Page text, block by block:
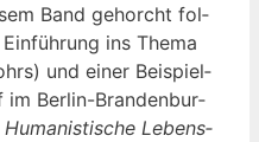
Band gehorcht fol­
ins The­ma
und einer Bei­spiel­
im Ber­lin-Bran­den­bur­
Huma­nis­ti­sche Lebens­